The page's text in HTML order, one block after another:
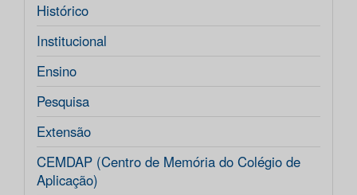
Histórico
Institucional
Ensino
Pesquisa
Extensão
CEMDAP (Centro de Memória do Colégio de
Aplicação)